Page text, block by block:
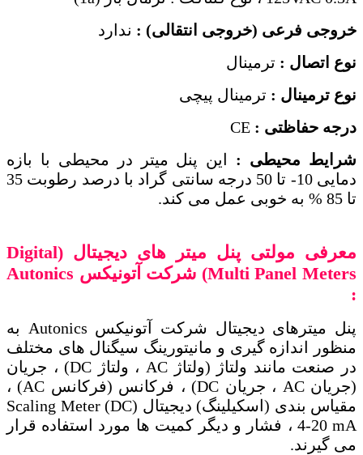
خروجی فرعی (خروجی انتقالی) : ندارد
نوع اتصال : ترمینال
نوع ترمینال : ترمینال پیچی
درجه حفاظتی :
شرایط محیطی : این پنل میتر در محیطی با بازه
دمایی 10- تا 50 درجه سانتی ‌گراد با درصد رطوبت 35
تا 85 % به‌ خوبی عمل می‌ کند.
معرفی مولتی پنل میتر های دیجیتال (
Digital
Multi Panel Meters) شرکت آتونیکس Autonics
:
پنل میترهای دیجیتال شرکت آتونیکس Autonics به
منظور اندازه گیری و مانیتورینگ سیگنال های مختلف
در صنعت مانند ولتاژ (ولتاژ AC ، ولتاژ DC) ، جریان
(جریان AC ، جریان DC) ، فرکانس (فرکانس AC) ،
مقیاس بندی (اسکیلینگ) دیجیتال (Scaling Meter (DC
4-20 mA ، فشار و دیگر کمیت ها مورد استفاده قرار
می گیرند.